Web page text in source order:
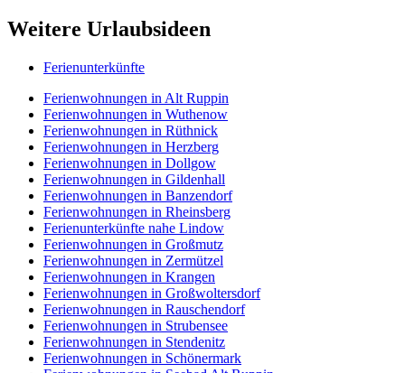
Weitere Urlaubsideen
Ferienunterkünfte
Ferienwohnungen in Alt Ruppin
Ferienwohnungen in Wuthenow
Ferienwohnungen in Rüthnick
Ferienwohnungen in Herzberg
Ferienwohnungen in Dollgow
Ferienwohnungen in Gildenhall
Ferienwohnungen in Banzendorf
Ferienwohnungen in Rheinsberg
Ferienunterkünfte nahe Lindow
Ferienwohnungen in Großmutz
Ferienwohnungen in Zermützel
Ferienwohnungen in Krangen
Ferienwohnungen in Großwoltersdorf
Ferienwohnungen in Rauschendorf
Ferienwohnungen in Strubensee
Ferienwohnungen in Stendenitz
Ferienwohnungen in Schönermark